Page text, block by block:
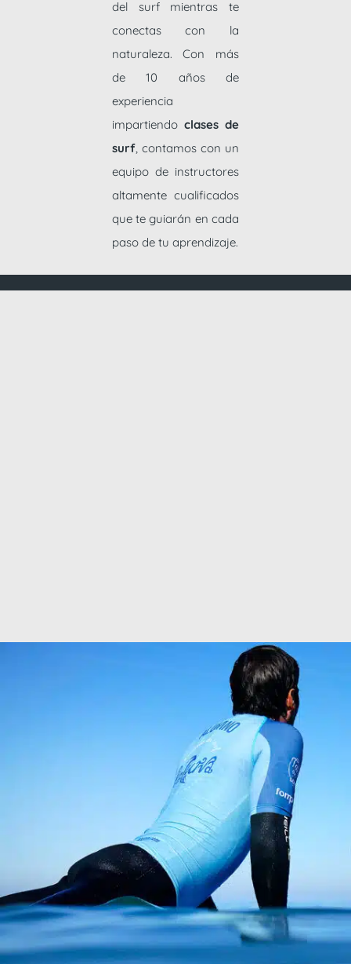
del surf mientras te
conectas con la
naturaleza. Con más
de 10 años de
experiencia
impartiendo clases de
surf, contamos con un
equipo de instructores
altamente cualificados
que te guiarán en cada
paso de tu aprendizaje.